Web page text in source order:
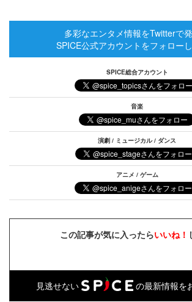
多彩なエンタメ情報をTwitterで
SPICE公式アカウントをフォロー
SPICE総合アカウント
音楽
演劇 / ミュージカル / ダンス
アニメ / ゲーム
この記事が気に入ったらいいね！
見逃せない の最新情報を